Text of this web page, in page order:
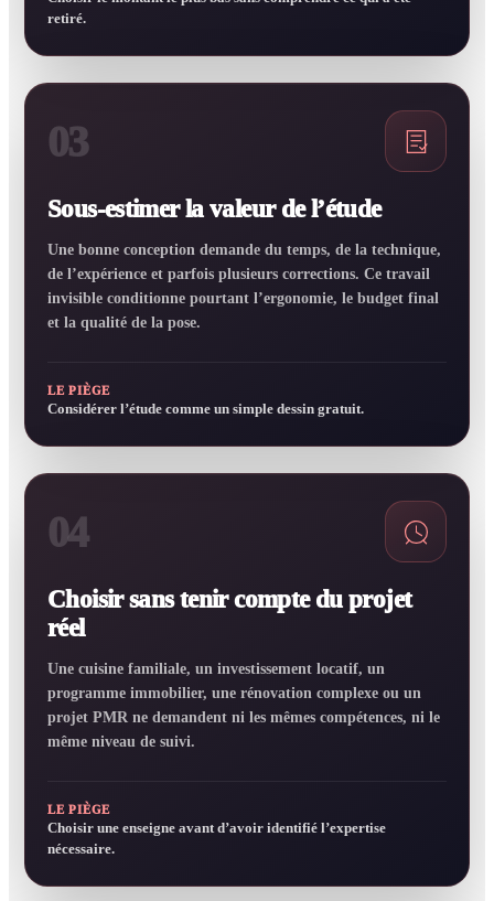
retiré.
03
Sous-estimer la valeur de l’étude
Une bonne conception demande du temps, de la technique,
de l’expérience et parfois plusieurs corrections. Ce travail
invisible conditionne pourtant l’ergonomie, le budget final
et la qualité de la pose.
LE PIÈGE
Considérer l’étude comme un simple dessin gratuit.
04
Choisir sans tenir compte du projet
réel
Une cuisine familiale, un investissement locatif, un
programme immobilier, une rénovation complexe ou un
projet PMR ne demandent ni les mêmes compétences, ni le
même niveau de suivi.
LE PIÈGE
Choisir une enseigne avant d’avoir identifié l’expertise
nécessaire.